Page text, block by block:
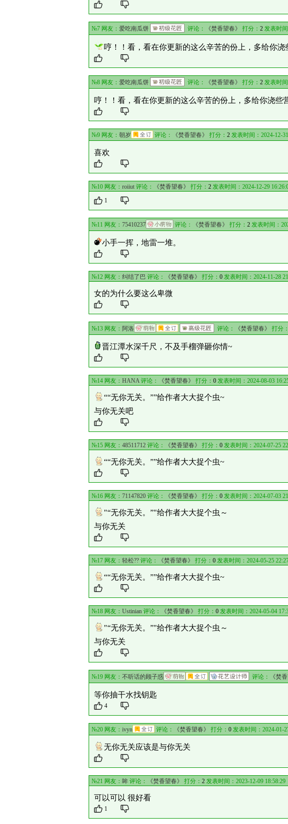
№7 网友： 爱吃南瓜饼 评论： 《焚香望春》 打分： 2发表时间
哼！！看，看在你更新的这么辛苦的份上，多给你浇
№8 网友： 爱吃南瓜饼 评论： 《焚香望春》 打分： 2发表时间
哼！！看，看在你更新的这么辛苦的份上，多给你浇些
№9 网友： 朝岁 评论： 《焚香望春》 打分： 2 发表时间：2024-12-
喜欢
№10 网友： roiiut 评论： 《焚香望春》 打分： 2 发表时间：2024-12-29
1
№11 网友： 75410237 评论： 《焚香望春》 打分：2 发表时间：
小手一挥，地雷一堆。
№12 网友： 纠结了巴 评论： 《焚香望春》 打分： 0 发表时间：2024-11-28
女的为什么要这么卑微
№13 网友： 阿洛 评论： 《焚香望春》 打分：
晋江潭水深千尺，不及手榴弹砸你情~
№14 网友： HANA评论： 《焚香望春》 打分： 0 发表时间：2024-08-03
““无你无关。””给作者大大捉个虫~
与你无关吧
№15 网友： 48511712 评论： 《焚香望春》 打分： 0 发表时间：2024-07-25
““无你无关。””给作者大大捉个虫~
№16 网友： 71147820 评论： 《焚香望春》 打分： 0 发表时间：2024-07-03
"“无你无关。”"给作者大大捉个虫～
与你无关
№17 网友： 轻松?? 评论： 《焚香望春》 打分： 0 发表时间：2024-05-25
““无你无关。””给作者大大捉个虫~
№18 网友： Ustinian 评论： 《焚香望春》 打分： 0 发表时间：2024-05-04
"“无你无关。”"给作者大大捉个虫～
与你无关
№19 网友： 不听话的顾子惑 评论： 《焚
等你抽干水找钥匙
4
№20 网友： ivyn 评论： 《焚香望春》 打分： 0 发表时间：2024-01-
无你无关应该是与你无关
№21 网友： 眸 评论： 《焚香望春》 打分： 2 发表时间：2023-12-09
可以可以 很好看
1